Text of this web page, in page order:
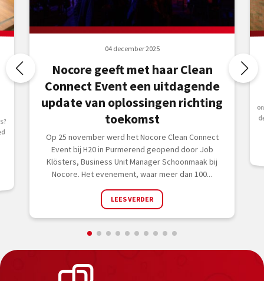
04 december 2025
Nocore geeft met haar Clean
Connect Event een uitdagende
update van oplossingen richting
toekomst
Op 25 november werd het Nocore Clean Connect
Event bij H20 in Purmerend geopend door Job
Klösters, Business Unit Manager Schoonmaak bij
Nocore. Het evenement, waar meer dan 100...
LEES VERDER